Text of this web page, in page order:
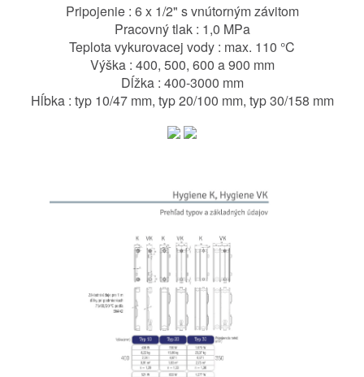
Pripojenie : 6 x 1/2" s vnútorným závitom
Pracovný tlak : 1,0 MPa
Teplota vykurovacej vody : max. 110 °C
Výška : 400, 500, 600 a 900 mm
Dĺžka : 400-3000 mm
Hĺbka : typ 10/47 mm, typ 20/100 mm, typ 30/158 mm